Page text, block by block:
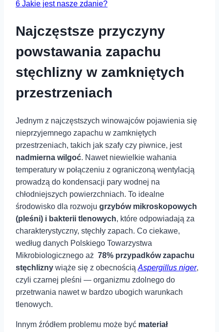
6 Jakie jest nasze zdanie?
Najczęstsze przyczyny
powstawania zapachu
stęchlizny ⁢w zamkniętych
przestrzeniach
Jednym z najczęstszych winowajców pojawienia się
nieprzyjemnego zapachu w zamkniętych⁤
przestrzeniach, takich jak szafy czy piwnice, jest
nadmierna⁣ wilgoć. Nawet​ niewielkie ‌wahania
‍temperatury w połączeniu z ograniczoną wentylacją⁣
prowadzą do kondensacji pary‍ wodnej na
chłodniejszych powierzchniach.‌ To idealne
środowisko ​dla rozwoju grzybów ‍mikroskopowych
(pleśni) i bakterii⁤ tlenowych, które odpowiadają za
charakterystyczny, stęchły zapach.⁣ Co ciekawe,
według danych Polskiego⁢ Towarzystwa
Mikrobiologicznego aż ‍ 78% przypadków zapachu
stęchlizny wiąże się z obecnościąAspergillus niger,
czyli‌ czarnej ‍pleśni — organizmu ⁤zdolnego do
przetrwania nawet w bardzo ubogich warunkach
tlenowych.
Innym źródłem⁤ problemu może ⁢być materiał